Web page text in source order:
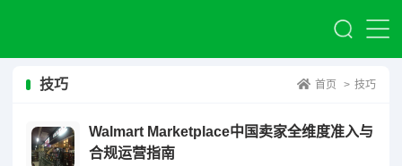
技巧 首页 > 技巧
Walmart Marketplace中国卖家全维度准入与
合规运营指南